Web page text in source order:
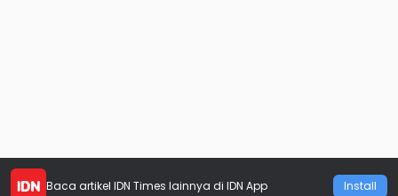
Baca artikel IDN Times lainnya di IDN App Install